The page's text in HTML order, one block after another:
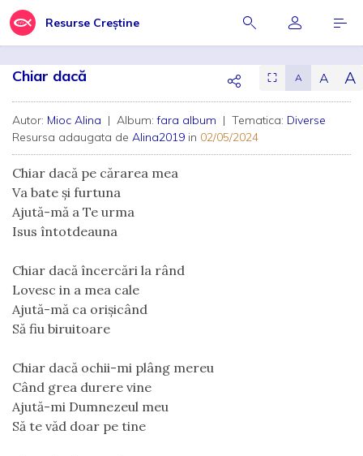
Resurse Creștine
Chiar dacă ⛶ A A A
Autor: Mioc Alina | Album:fara album | Tematica: Diverse
Resursa adaugata de Alina2019 in 02/05/2024
Chiar dacă pe cărarea mea
Va bate și furtuna
Ajută-mă a Te urma
Isus întotdeauna
Chiar dacă încercări la rând
Lovesc in a mea cale
Ajută-mă ca orișicând
Să fiu biruitoare
Chiar dacă ochii-mi plâng mereu
Când grea durere vine
Ajută-mi Dumnezeul meu
Să te văd doar pe tine